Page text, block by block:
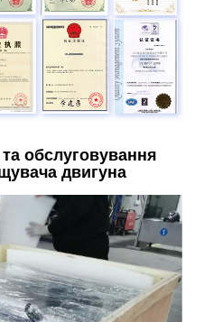
обслуговування
двигуна